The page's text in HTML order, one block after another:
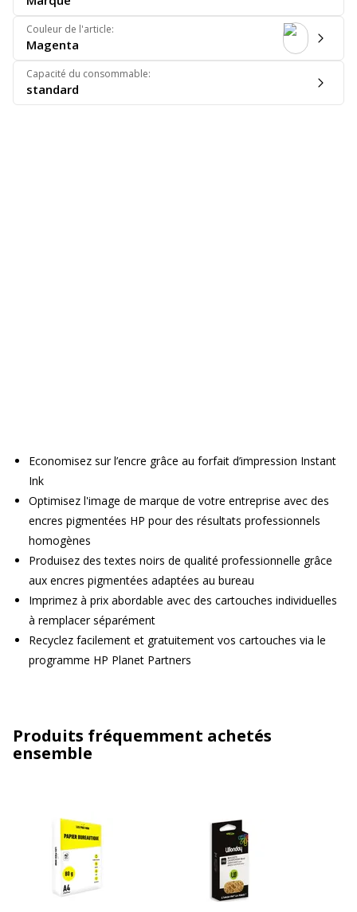
Couleur de l'article:
Magenta
Capacité du consommable:
standard
Economisez sur l’encre grâce au forfait d’impression Instant
Ink
Optimisez l'image de marque de votre entreprise avec des
encres pigmentées HP pour des résultats professionnels
homogènes
Produisez des textes noirs de qualité professionnelle grâce
aux encres pigmentées adaptées au bureau
Imprimez à prix abordable avec des cartouches individuelles
à remplacer séparément
Recyclez facilement et gratuitement vos cartouches via le
programme HP Planet Partners
Produits fréquemment achetés
ensemble